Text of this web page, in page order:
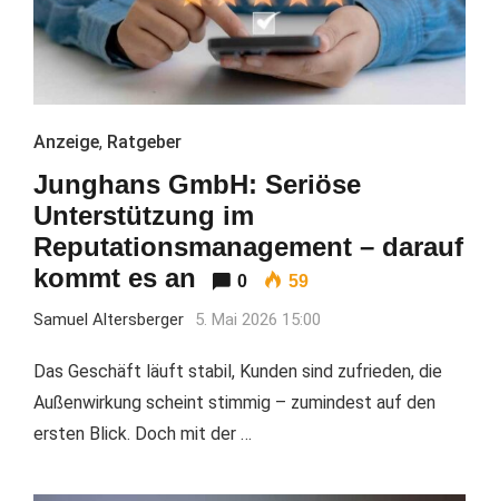
Anzeige, Ratgeber
Junghans GmbH: Seriöse
Unterstützung im
Reputationsmanagement – darauf
kommt es an
0 59
Samuel Altersberger 5. Mai 2026 15:00
Das Geschäft läuft stabil, Kunden sind zufrieden, die
Außenwirkung scheint stimmig – zumindest auf den
ersten Blick. Doch mit der …